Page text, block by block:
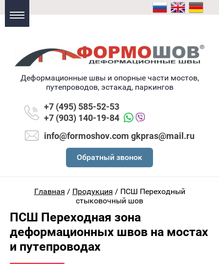
Деформационные швы и опорные части мостов,
путепроводов, эстакад, паркингов
+7 (495) 585-52-53
+7 (903) 140-19-84
info@formoshov.com gkpras@mail.ru
Обратный звонок
Главная / Продукция / ПСШ Переходный
стыковочный шов
ПСШ Переходная зона
деформационных швов на мостах
и путепроводах